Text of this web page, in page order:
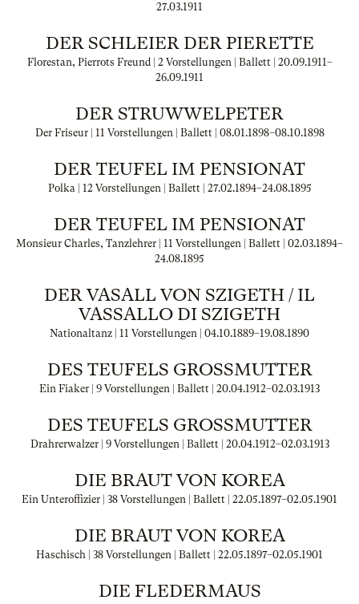
27.03.1911
DER SCHLEIER DER PIERETTE
Florestan, Pierrots Freund | 2 Vorstellungen | Ballett | 20.09.1911–
26.09.1911
DER STRUWWELPETER
Der Friseur | 11 Vorstellungen | Ballett | 08.01.1898–08.10.1898
DER TEUFEL IM PENSIONAT
Polka | 12 Vorstellungen | Ballett | 27.02.1894–24.08.1895
DER TEUFEL IM PENSIONAT
Monsieur Charles, Tanzlehrer | 11 Vorstellungen | Ballett | 02.03.1894–
24.08.1895
DER VASALL VON SZIGETH / IL
VASSALLO DI SZIGETH
Nationaltanz | 11 Vorstellungen | 04.10.1889–19.08.1890
DES TEUFELS GROSSMUTTER
Ein Fiaker | 9 Vorstellungen | Ballett | 20.04.1912–02.03.1913
DES TEUFELS GROSSMUTTER
Drahrerwalzer | 9 Vorstellungen | Ballett | 20.04.1912–02.03.1913
DIE BRAUT VON KOREA
Ein Unteroffizier | 38 Vorstellungen | Ballett | 22.05.1897–02.05.1901
DIE BRAUT VON KOREA
Haschisch | 38 Vorstellungen | Ballett | 22.05.1897–02.05.1901
DIE FLEDERMAUS